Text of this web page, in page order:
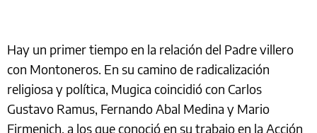
Hay un primer tiempo en la relación del Padre villero
con Montoneros. En su camino de radicalización
religiosa y política, Mugica coincidió con Carlos
Gustavo Ramus, Fernando Abal Medina y Mario
Firmenich, a los que conoció en su trabajo en la Acción